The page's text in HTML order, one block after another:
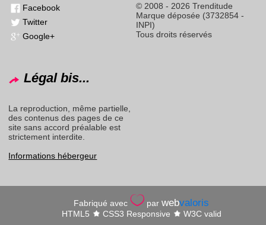
Facebook
Twitter
Google+
© 2008 - 2026 Trenditude
Marque déposée (3732854 -
INPI)
Tous droits réservés
Légal bis...
La reproduction, même partielle,
des contenus des pages de ce
site sans accord préalable est
strictement interdite.
Informations hébergeur
Fabriqué avec parwebvaloris
HTML5 CSS3 Responsive W3C valid